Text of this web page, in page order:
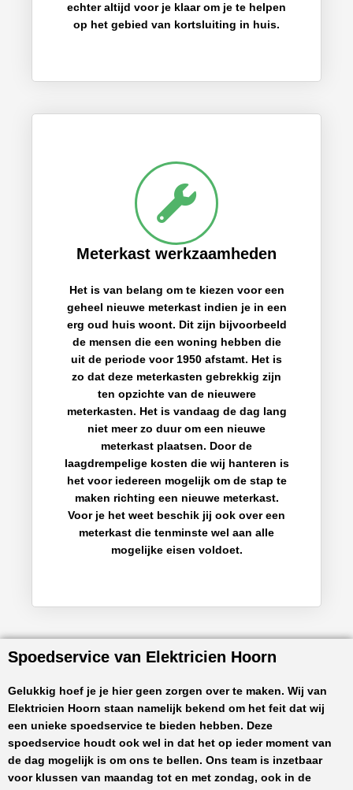
echter altijd voor je klaar om je te helpen
op het gebied van kortsluiting in huis.
Meterkast werkzaamheden
Het is van belang om te kiezen voor een
geheel nieuwe meterkast indien je in een
erg oud huis woont. Dit zijn bijvoorbeeld
de mensen die een woning hebben die
uit de periode voor 1950 afstamt. Het is
zo dat deze meterkasten gebrekkig zijn
ten opzichte van de nieuwere
meterkasten. Het is vandaag de dag lang
niet meer zo duur om een nieuwe
meterkast plaatsen. Door de
laagdrempelige kosten die wij hanteren is
het voor iedereen mogelijk om de stap te
maken richting een nieuwe meterkast.
Voor je het weet beschik jij ook over een
meterkast die tenminste wel aan alle
mogelijke eisen voldoet.
Spoedservice van Elektricien Hoorn
Gelukkig hoef je je hier geen zorgen over te maken. Wij van
Elektricien Hoorn staan namelijk bekend om het feit dat wij
een unieke spoedservice te bieden hebben. Deze
spoedservice houdt ook wel in dat het op ieder moment van
de dag mogelijk is om ons te bellen. Ons team is inzetbaar
voor klussen van maandag tot en met zondag, ook in de